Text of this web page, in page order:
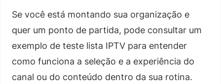
Se você está montando sua organização e
quer um ponto de partida, pode consultar um
exemplo de teste lista IPTV para entender
como funciona a seleção e a experiência do
canal ou do conteúdo dentro da sua rotina.